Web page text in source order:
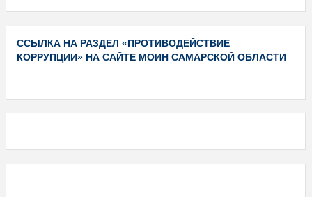
ССЫЛКА НА РАЗДЕЛ «ПРОТИВОДЕЙСТВИЕ
КОРРУПЦИИ» НА САЙТЕ МОИН САМАРСКОЙ ОБЛАСТИ